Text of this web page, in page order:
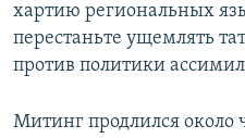
хартию региональных
перестаньте ущемлять
против политики
Митинг продлился около